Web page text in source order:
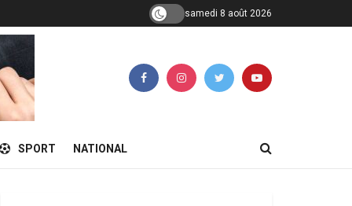
samedi 8 août 2026
SPORT NATIONAL